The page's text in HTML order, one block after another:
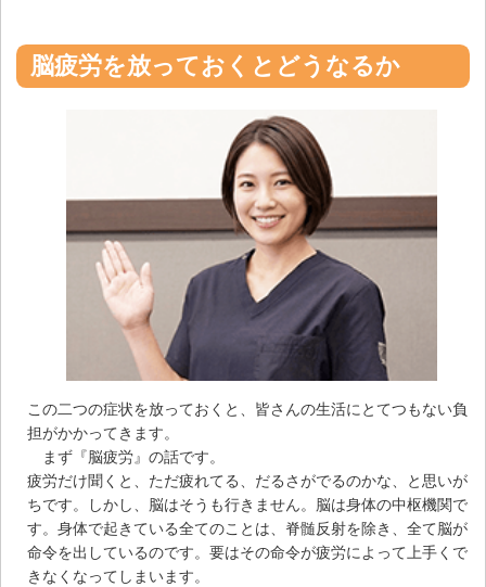
脳疲労を放っておくとどうなるか
この二つの症状を放っておくと、皆さんの生活にとてつもない負
担がかかってきます。
まず『脳疲労』の話です。
疲労だけ聞くと、ただ疲れてる、だるさがでるのかな、と思いが
ちです。しかし、脳はそうも行きません。脳は身体の中枢機関で
す。身体で起きている全てのことは、脊髄反射を除き、全て脳が
命令を出しているのです。要はその命令が疲労によって上手くで
きなくなってしまいます。